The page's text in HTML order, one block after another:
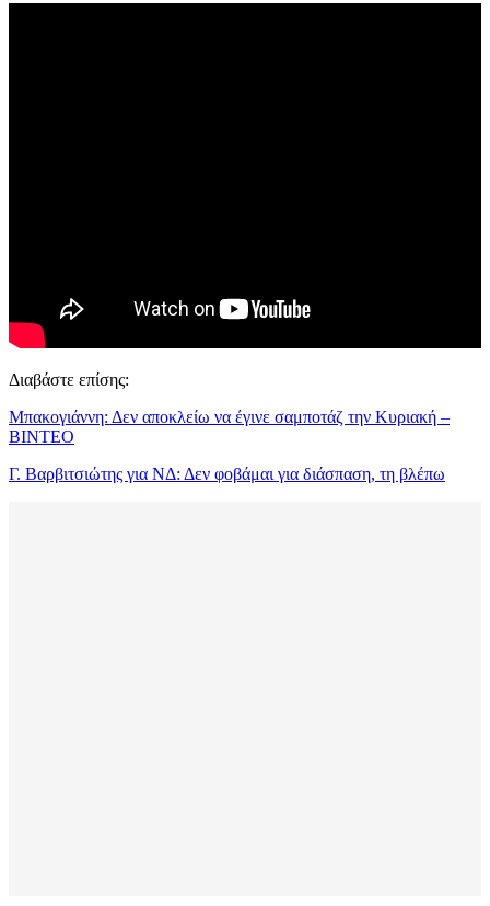
Διαβάστε επίσης:
Μπακογιάννη: Δεν αποκλείω να έγινε σαμποτάζ την Κυριακή –
ΒΙΝΤΕΟ
Γ. Βαρβιτσιώτης για ΝΔ: Δεν φοβάμαι για διάσπαση, τη βλέπω